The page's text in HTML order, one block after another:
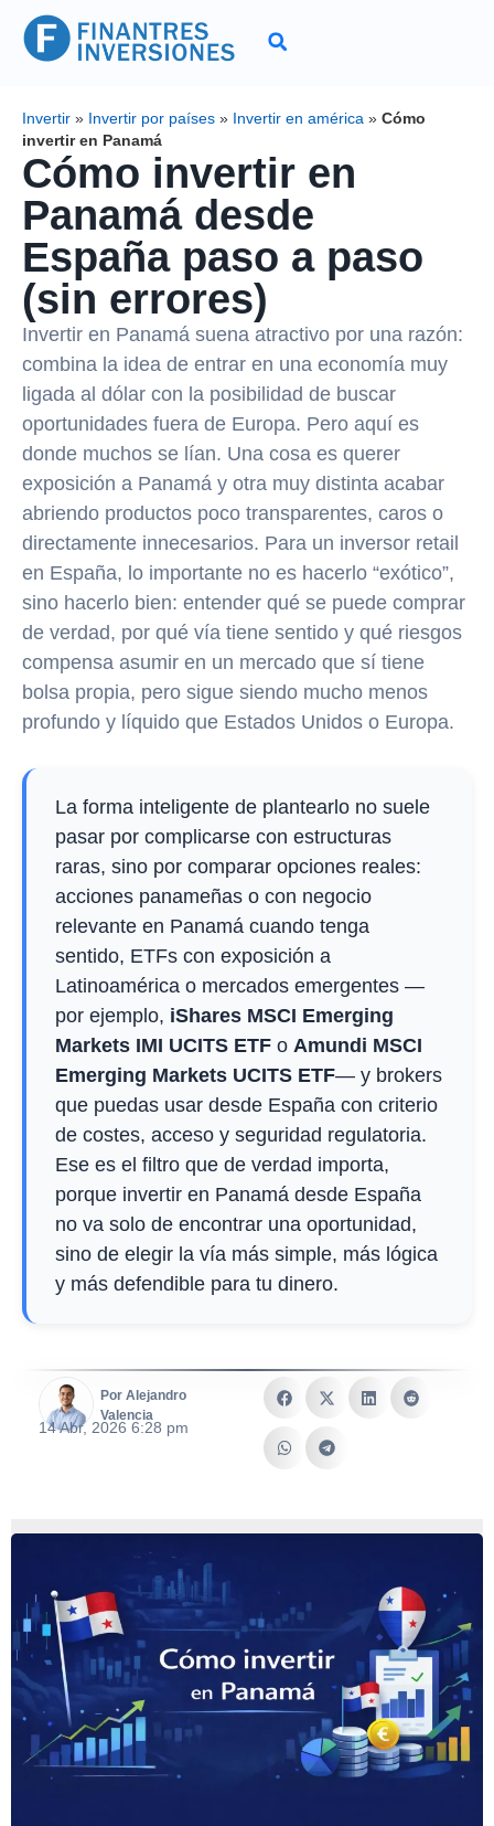
Invertir » Invertir por países » Invertir en américa » Cómo
invertir en Panamá
Cómo invertir en
Panamá desde
España paso a paso
(sin errores)
Invertir en Panamá suena atractivo por una razón:
combina la idea de entrar en una economía muy
ligada al dólar con la posibilidad de buscar
oportunidades fuera de Europa. Pero aquí es
donde muchos se lían. Una cosa es querer
exposición a Panamá y otra muy distinta acabar
abriendo productos poco transparentes, caros o
directamente innecesarios. Para un inversor retail
en España, lo importante no es hacerlo “exótico”,
sino hacerlo bien: entender qué se puede comprar
de verdad, por qué vía tiene sentido y qué riesgos
compensa asumir en un mercado que sí tiene
bolsa propia, pero sigue siendo mucho menos
profundo y líquido que Estados Unidos o Europa.
La forma inteligente de plantearlo no suele
pasar por complicarse con estructuras
raras, sino por comparar opciones reales:
acciones panameñas o con negocio
relevante en Panamá cuando tenga
sentido, ETFs con exposición a
Latinoamérica o mercados emergentes —
por ejemplo, iShares MSCI Emerging
Markets IMI UCITS ETF o Amundi MSCI
Emerging Markets UCITS ETF— y brokers
que puedas usar desde España con criterio
de costes, acceso y seguridad regulatoria.
Ese es el filtro que de verdad importa,
porque invertir en Panamá desde España
no va solo de encontrar una oportunidad,
sino de elegir la vía más simple, más lógica
y más defendible para tu dinero.
Por Alejandro
Valencia
14 Abr, 2026 6:28 pm